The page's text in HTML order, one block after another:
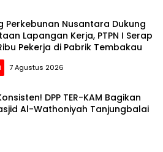
Perkebunan Nusantara Dukung
Lapangan Kerja, PTPN I Serap
Pekerja di Pabrik Tembakau
7 Agustus 2026
DPP TER-KAM Bagikan
Al-Wathoniyah Tanjungbalai